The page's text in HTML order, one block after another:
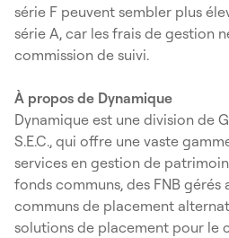
série F peuvent sembler plus
série A, car les frais de gestion
commission de suivi.
À propos de Dynamique
Dynamique est une division de
S.E.C., qui offre une vaste
services en gestion de
fonds communs, des FNB
communs de placement
solutions de placement pour le